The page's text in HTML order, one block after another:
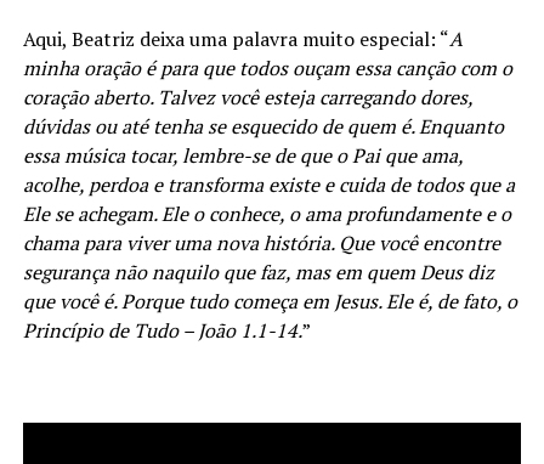
Aqui, Beatriz deixa uma palavra muito especial: “A
minha oração é para que todos ouçam essa canção com o
coração aberto. Talvez você esteja carregando dores,
dúvidas ou até tenha se esquecido de quem é. Enquanto
essa música tocar, lembre-se de que o Pai que ama,
acolhe, perdoa e transforma existe e cuida de todos que a
Ele se achegam. Ele o conhece, o ama profundamente e o
chama para viver uma nova história. Que você encontre
segurança não naquilo que faz, mas em quem Deus diz
que você é. Porque tudo começa em Jesus. Ele é, de fato, o
Princípio de Tudo – João 1.1-14.”